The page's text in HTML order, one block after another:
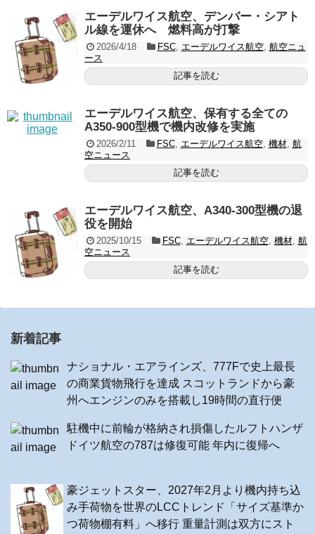
エーデルワイス航空、デンバー・シアト
ル線を運休へ 燃料高が打撃
2026/4/18 FSC, エーデルワイス航空, 航空ニュ
ース
記事を読む
エーデルワイス航空、保有する全ての
A350-900型機で機内改修を実施
2026/2/11 FSC, エーデルワイス航空, 機材, 航
空ニュース
記事を読む
エーデルワイス航空、A340-300型機の退
役を開始
2025/10/15 FSC, エーデルワイス航空, 機材, 航
空ニュース
記事を読む
新着記事
ナショナル・エアラインズ、777Fで史上最長
の商業貨物飛行を達成 スコットランドから豪
州へエンジンのみを搭載し19時間の直行便
駐機中に前輪が格納され損傷したルフトハンザ
ドイツ航空の787は修復可能 年内に復帰へ
豪ジェットスター、2027年2月より機内持ち込
み手荷物を世界のLCCトレンド「サイズ基準か
つ荷物棚有料」へ移行 重量計測は双方にスト